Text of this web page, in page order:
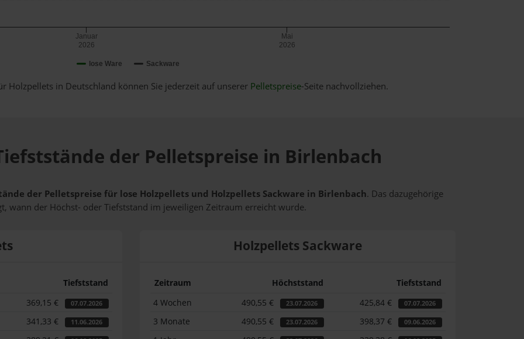
lose Ware Sackware
Januar
2026
Mai
2026
Holzpellets in Deutschland können Sie jederzeit auf unserer Pelletspreise-Seite nachvollziehen.
der Pelletspreise in Birlenbach
der Pelletspreise für lose Holzpellets und Holzpellets Sackware in Birlenbach. Das dazugehörige
wann der Höchst- oder Tiefststand im jeweiligen Zeitraum erreicht wurde.
Tiefststand
369,15 € 07.07.2026
341,33 € 11.06.2026
Holzpellets Sackware
Zeitraum Höchststand
Tiefststand
4 Wochen
490,55 € 23.07.2026 425,84 € 07.07.2026
3 Monate 490,55 € 23.07.2026 398,37 € 09.06.2026